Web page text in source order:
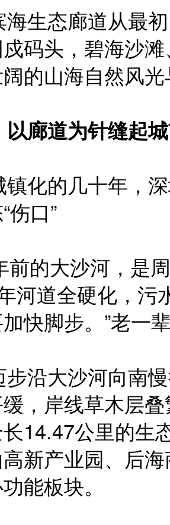
生态廊道从最
码头，碧海沙
的山海自然风
以廊道为针缝起
化的几十年，
伤口”
的大沙河，是
河道全硬化，
快脚步。”老一
沿大沙河向南
，岸线草木层
14.47公里的生
新产业园、后
能板块。